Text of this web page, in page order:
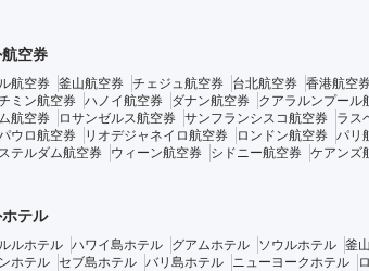
空券
航空券 釜山航空券 チェジュ航空券 台北航空券 香港航空
ミン航空券 ハノイ航空券 ダナン航空券 クアラルンプール
航空券
ロサンゼルス航空券 サンフランシスコ航空券 ラス
ウロ航空券
リオデジャネイロ航空券 ロンドン航空券 パリ
テルダム航空券
ウィーン航空券 シドニー航空券 ケアンズ
テル
ルホテル ハワイ島ホテル グアムホテル ソウルホテル 釜
ホテル セブ島ホテル バリ島ホテル ニューヨークホテル